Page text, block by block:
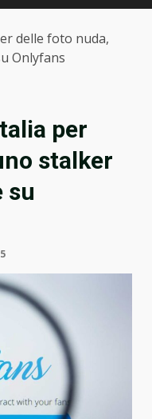
delle foto nuda,
Onlyfans
per
stalker
su